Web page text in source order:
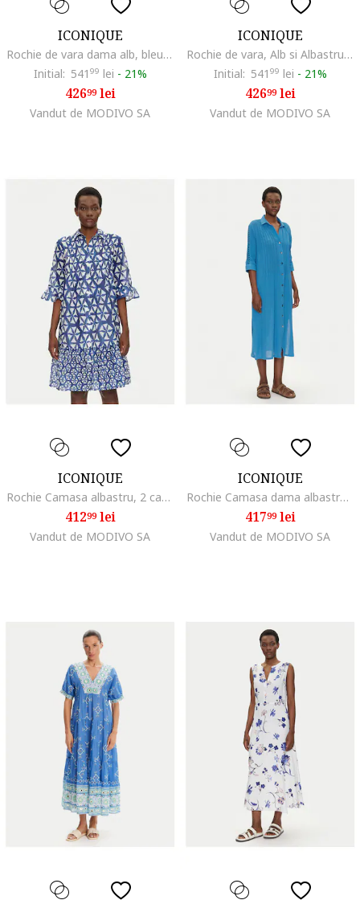
ICONIQUE
Rochie de vara dama alb, bleumarin, 2 culori,
Initial: 541 99 lei - 21%
42699lei
Vandut de MODIVO SA
ICONIQUE
Rochie de vara, Alb si Albastru, 100% bumbac
Initial: 541 99 lei - 21%
42699lei
Vandut de MODIVO SA
ICONIQUE
Rochie Camasa albastru, 2 caracteristici reprezentative,
41299lei
Vandut de MODIVO SA
ICONIQUE
Rochie Camasa dama albastru, fabrica de calitate,
41799lei
Vandut de MODIVO SA